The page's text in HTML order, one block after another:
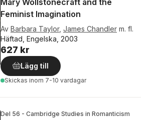
Mary Wollstonecraft and the
Feminist Imagination
Av Barbara Taylor, James Chandler m. fl.
Häftad, Engelska, 2003
627 kr
Lägg till
Skickas inom 7-10 vardagar
Del 56 - Cambridge Studies in Romanticism